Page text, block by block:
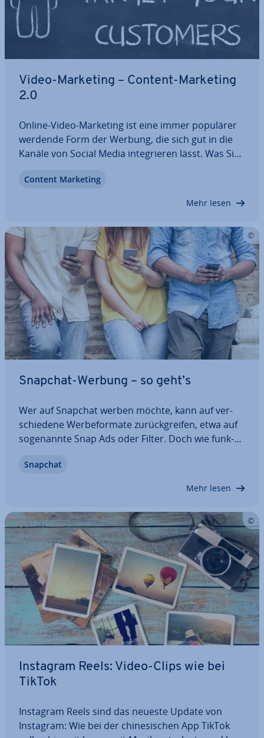
Video-Marketing – Content-Marketing
2.0
Online-Video-Marketing ist eine immer populärer
werdende Form der Werbung, die sich gut in die
Kanäle von Social Media in­te­grie­ren lässt. Was Sie
Marketing zu be­rei­chern, finden Sie im Artikel.
Content Marketing
Mehr lesen
Snapchat-Werbung – so geht’s
Wer auf Snapchat werben möchte, kann auf ver­
schie­de­ne Wer­be­for­ma­te zu­rück­grei­fen, etwa auf
so­ge­nann­te Snap Ads oder Filter. Doch wie funk­
ter­schied­li­chen Wer­be­mit­tel? Wie lassen sich die
Snapchat
Mehr lesen
Instagram Reels: Video-Clips wie bei
TikTok
Instagram Reels sind das neueste Update von
Instagram: Wie bei der chi­ne­si­schen App TikTok